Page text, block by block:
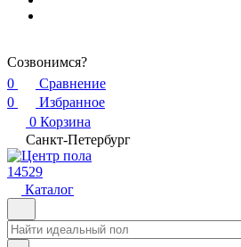
Созвонимся?
0
Сравнение
0
Избранное
0 Корзина
Санкт-Петербург
14529
Каталог